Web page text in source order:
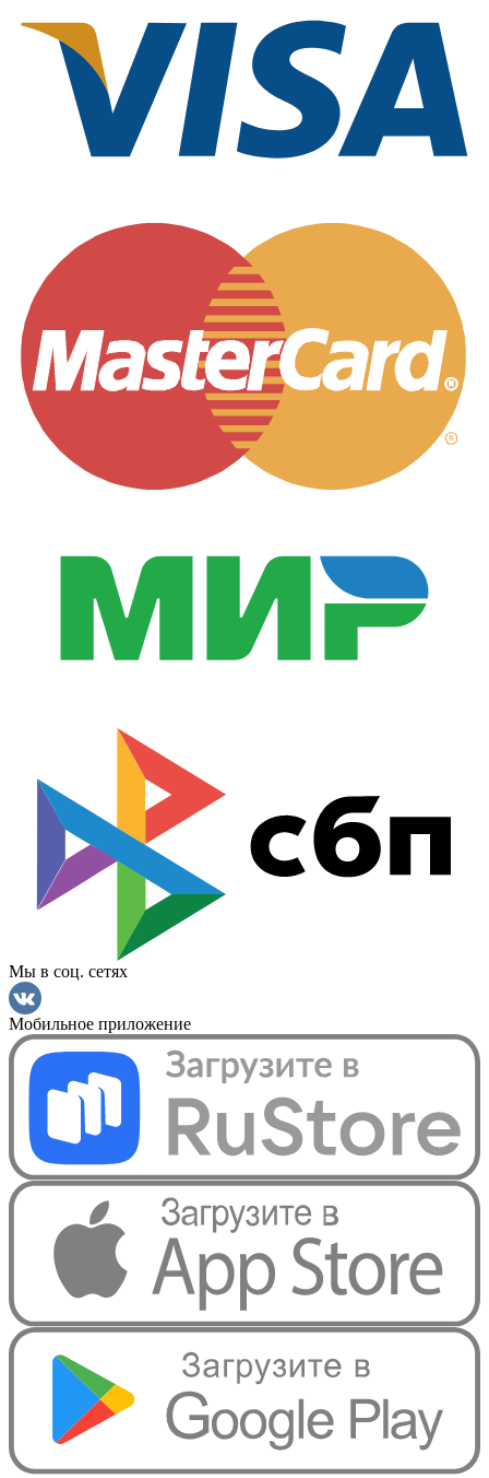
Мы в соц. сетях
Мобильное приложение